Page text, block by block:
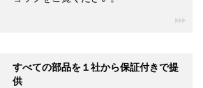
すべての部品を１社から保証付きで提
供